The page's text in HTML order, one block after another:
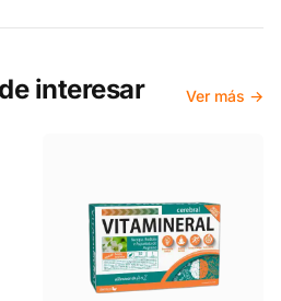
interesar Ver más →